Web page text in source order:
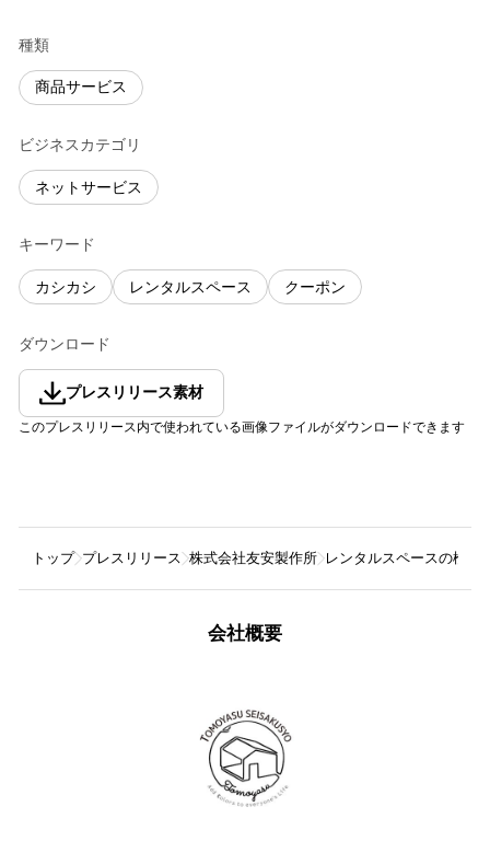
種類
商品サービス
ビジネスカテゴリ
ネットサービス
キーワード
カシカシ レンタルスペース クーポン
ダウンロード
プレスリリース素材
このプレスリリース内で使われている画像ファイルがダウンロードできます
トップ プレスリリース 株式会社友安製作所 レンタルスペースの検索
会社概要